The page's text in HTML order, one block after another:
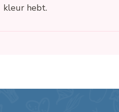
kleur hebt.